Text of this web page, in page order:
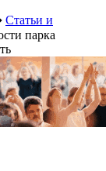
Статьи и
парка